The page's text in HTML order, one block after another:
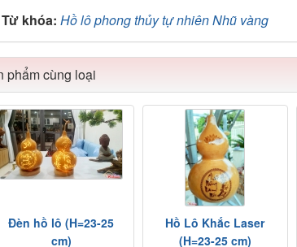
Từ khóa: Hồ lô phong thủy tự nhiên Nhũ vàng
phẩm cùng loại
Đèn hồ lô (H=23-25
cm)
Hồ Lô Khắc Laser
(H=23-25 cm)